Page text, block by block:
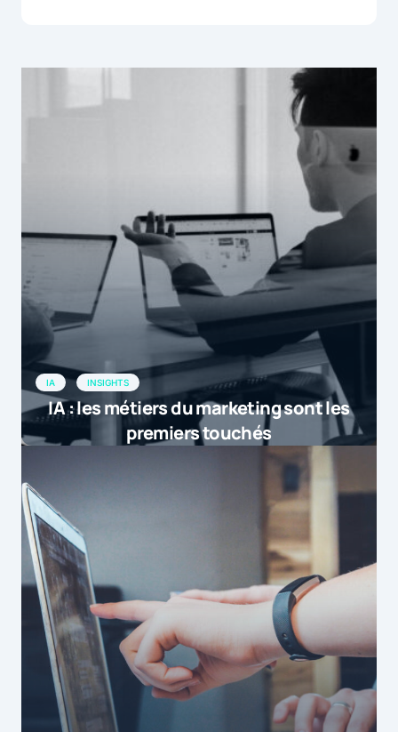
IA INSIGHTS
IA : les métiers du marketing sont les
premiers touchés